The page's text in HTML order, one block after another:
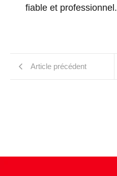
fiable et professionnel.
Article précédent